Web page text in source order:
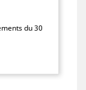
du 30